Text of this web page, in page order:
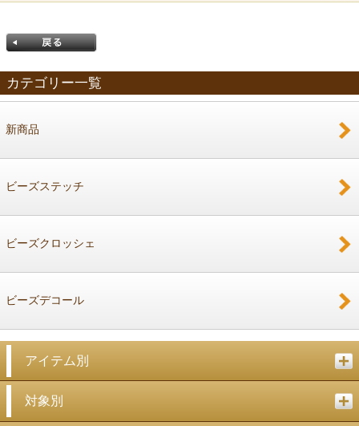
カテゴリー一覧
新商品
ビーズステッチ
ビーズクロッシェ
ビーズデコール
アイテム別
対象別